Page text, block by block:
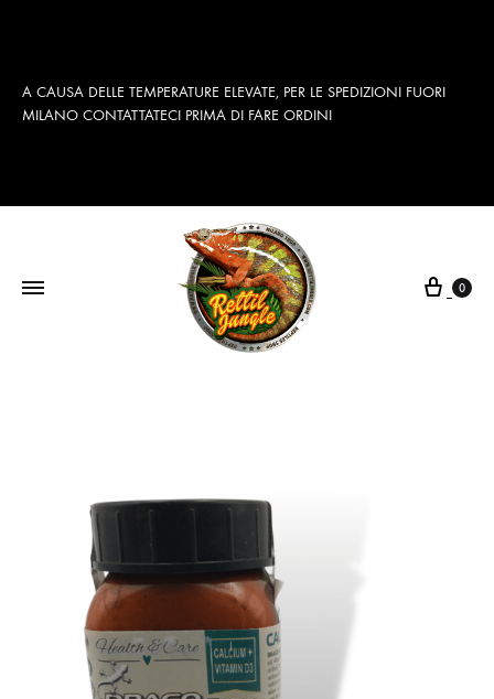
A CAUSA DELLE TEMPERATURE ELEVATE, PER LE SPEDIZIONI FUORI
MILANO CONTATTATECI PRIMA DI FARE ORDINI
Cart
0